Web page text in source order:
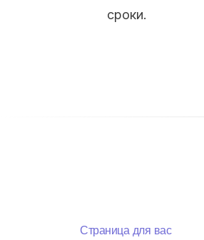
сроки.
Страница для вас